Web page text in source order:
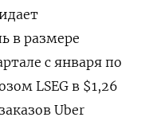
в размере
с января по
LSEG в $1,26
Uber